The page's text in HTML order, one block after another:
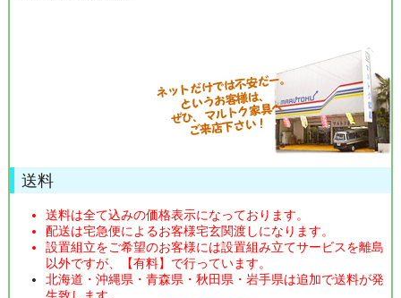
送料
送料は全て込みの価格表示になっております。
配送は宅急便によるお客様宅玄関渡しになります。
設置組立をご希望のお客様には設置組み立てサービスを離島
以外ですが、【有料】で行っています。
北海道・沖縄県・青森県・秋田県・岩手県は追加で送料が発